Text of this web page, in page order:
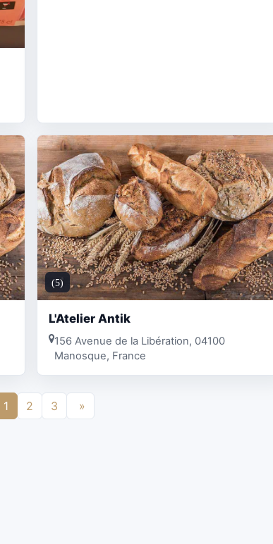
(5)
L'Atelier Antik
156 Avenue de la Libération, 04100
Manosque, France
1 2 3 »